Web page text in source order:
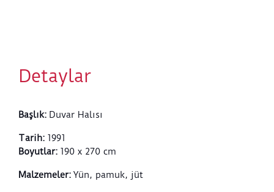
Detaylar
Başlık: Duvar Halısı
Tarih: 1991
Boyutlar: 190 x 270 cm
Malzemeler: Yün, pamuk, jüt